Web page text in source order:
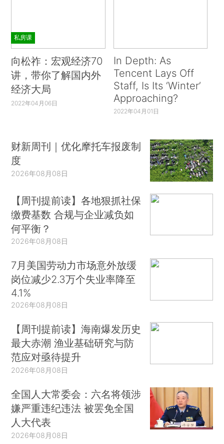
私房课
向松祚：宏观经济70
讲，带你了解国内外
经济大局
2022年04月06日
In Depth: As
Tencent Lays Off
Staff, Is Its ‘Winter’
Approaching?
2022年04月01日
财新周刊｜优化摩托车报废制
度
2026年08月08日
【周刊提前读】各地狠抓社保
缴费基数 合规与企业减负如
何平衡？
2026年08月08日
7月美国劳动力市场意外放缓
岗位减少2.3万个失业率降至
4.1%
2026年08月08日
【周刊提前读】海南爆发历史
最大赤潮 渔业基础研究与防
范应对亟待提升
2026年08月08日
全国人大常委会：六名将领涉
嫌严重违纪违法 被罢免全国
人大代表
2026年08月08日